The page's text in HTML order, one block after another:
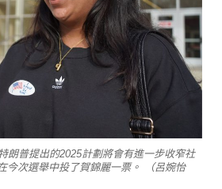
朗普提出的2025計劃將會有進一步收窄社
今次選舉中投了賀錦麗一票。 （呂婉怡